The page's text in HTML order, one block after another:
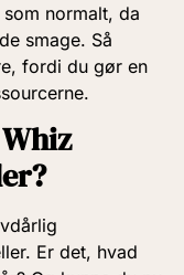
normalt, da
smage. Så
fordi du gør en
Er det, hvad